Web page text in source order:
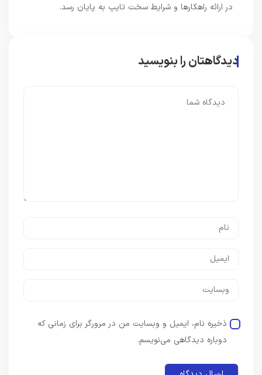
در ارائه راهکارها و شرایط سخت تایپ به پایان رسد.
دیدگاهتان را بنویسید
ذخیره نام، ایمیل و وبسایت من در مرورگر برای زمانی که
دوباره دیدگاهی می‌نویسم.